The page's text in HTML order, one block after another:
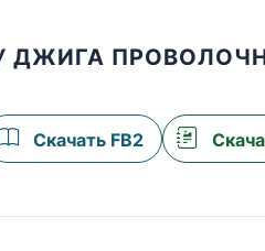
ДЖИГА
Скачать FB2